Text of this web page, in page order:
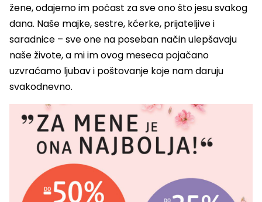
žene, odajemo im počast za sve ono što jesu svakog
dana. Naše majke, sestre, kćerke, prijateljive i
saradnice – sve one na poseban način ulepšavaju
naše živote, a mi im ovog meseca pojačano
uzvraćamo ljubav i poštovanje koje nam daruju
svakodnevno.